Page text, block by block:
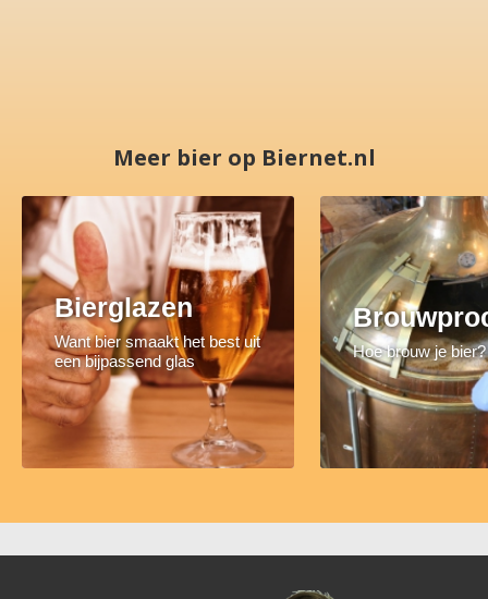
Meer bier op Biernet.nl
Bierglazen
Want bier smaakt het best uit
een bijpassend glas
Hoe brouw je bier?